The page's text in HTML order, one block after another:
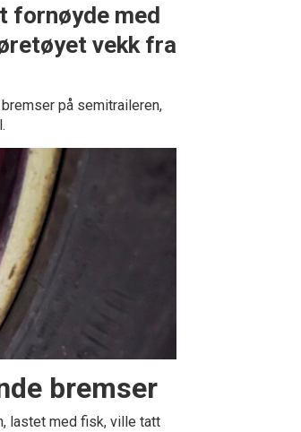
fornøyde med
vekk fra
på semitraileren,
bremser
lastet med fisk, ville tatt